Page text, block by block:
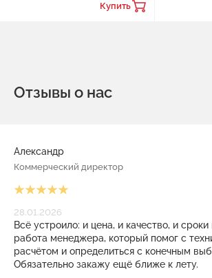
Купить
Отзывы о нас
Александр
Коммерческий директор
28.01.2026
Всё устроило: и цена, и качество, и сроки
работа менеджера, который помог с
расчётом и определиться с конечным
Обязательно закажу ещё ближе к лету.